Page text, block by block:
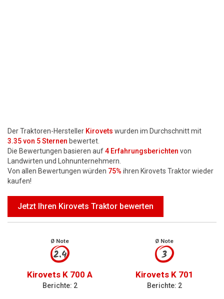
Der Traktoren-Hersteller Kirovets wurden im Durchschnitt mit
3.35von 5 Sternen bewertet.
Die Bewertungen basieren auf4 Erfahrungsberichten von
Landwirten und Lohnunternehmern.
Von allen Bewertungen würden 75% ihren Kirovets Traktor wieder
kaufen!
Jetzt Ihren Kirovets Traktor bewerten
Ø Note
2.4
Kirovets K 700 A
Berichte: 2
Ø Note
3
Kirovets K 701
Berichte: 2